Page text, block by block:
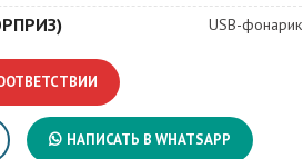
USB-фонарик
НАПИСАТЬ В WHATSAPP